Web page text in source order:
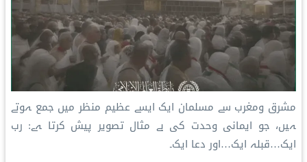
مشرق ومغرب سے مسلمان ایک ایسے عظیم منظر میں جمع ہوتے
ہیں، جو ایمانی وحدت کی بے مثال تصویر پیش کرتا ہے: رب
ایک…قبلہ ایک…اور دعا ایک۔